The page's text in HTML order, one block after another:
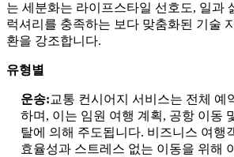
는 세분화는 라이프스타일 선호도, 일과
럭셔리를 충족하는 보다 맞춤화된 기술
환을 강조합니다.
유형별
운송:교통 컨시어지 서비스는 전체 예
하며, 이는 임원 여행 계획, 공항 이동
탈에 의해 주도됩니다. 비즈니스 여행
효율성과 스트레스 없는 이동을 위해